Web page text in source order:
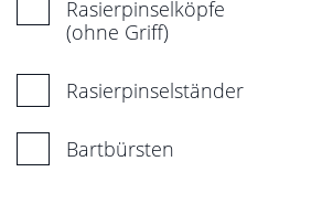
Rasierpinselköpfe
(ohne Griff)
Rasierpinselständer
Bartbürsten